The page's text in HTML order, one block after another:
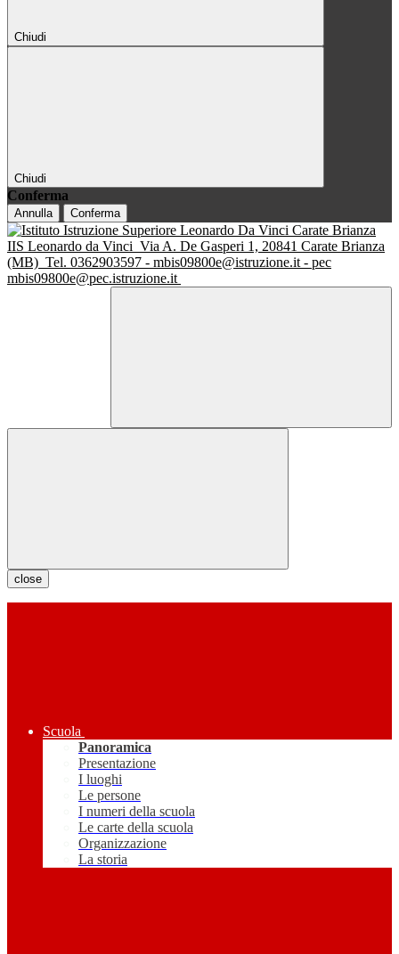
Chiudi
Chiudi
Conferma
Annulla Conferma
IIS Leonardo da Vinci Via A. De Gasperi 1, 20841 Carate Brianza
(MB) Tel. 0362903597 - mbis09800e@istruzione.it - pec
mbis09800e@pec.istruzione.it
close
Scuola
Panoramica
Presentazione
I luoghi
Le persone
I numeri della scuola
Le carte della scuola
Organizzazione
La storia